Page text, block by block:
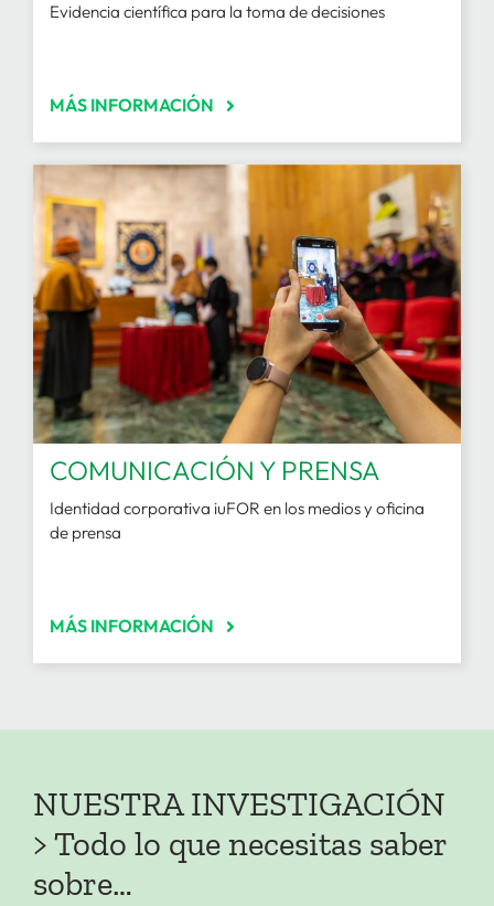
Evidencia científica para la toma de decisiones
MÁS INFORMACIÓN
COMUNICACIÓN Y PRENSA
Identidad corporativa iuFOR en los medios y oficina
de prensa
MÁS INFORMACIÓN
NUESTRA INVESTIGACIÓN
> Todo lo que necesitas saber
sobre…